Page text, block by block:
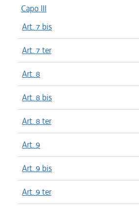
Capo III
Art. 7 bis
Art. 7 ter
Art. 8
Art. 8 bis
Art. 8 ter
Art. 9
Art. 9 bis
Art. 9 ter